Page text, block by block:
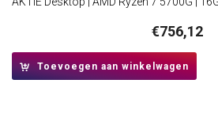
€756,12
Toevoegen aan winkelwagen